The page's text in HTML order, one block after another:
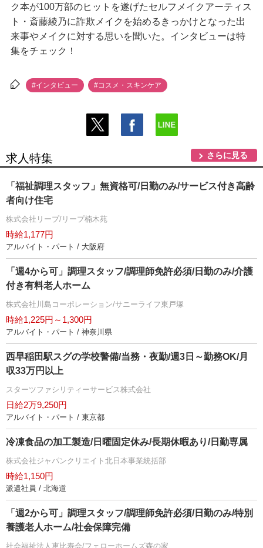
ク本が100万部のヒットを遂げたセルフメイクアーティス
ト・斎藤綾乃に詐欺メイクを始めるきっかけとなった出
来事やメイクに対する思いを聞いた。インタビューは特
集をチェック！
#インタビュー #コスメ・スキンケア
求人特集 さらに見る
「福祉調理スタッフ」無資格可/日勤のみ/サービス付き高齢
者向け住宅
株式会社リープ/リープ楠木苑
時給1,177円
アルバイト・パート / 大阪府
「週4から可」調理スタッフ/調理師免許必須/日勤のみ/介護
付き有料老人ホーム
株式会社川島コーポレーション/サニーライフ東戸塚
時給1,225円～1,300円
アルバイト・パート / 神奈川県
西早稲田駅スグの学校警備/当務・夜勤/週3日～勤務OK/月
収33万円以上
スターツファシリティーサービス株式会社
日給2万9,250円
アルバイト・パート / 東京都
冷凍食品の加工製造/日曜固定休み/長期休暇あり/日勤専属
株式会社ジャパンクリエイト北日本事業統括部
時給1,150円
派遣社員 / 北海道
「週2から可」調理スタッフ/調理師免許必須/日勤のみ/特別
養護老人ホーム/社会保障完備
社会福祉法人恵比寿会/フェローホームズ森の家